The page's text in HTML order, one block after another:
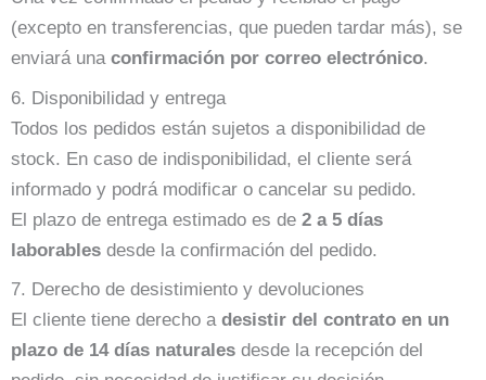
(excepto en transferencias, que pueden tardar más), se
enviará una confirmación por correo electrónico.
6. Disponibilidad y entrega
Todos los pedidos están sujetos a disponibilidad de
stock. En caso de indisponibilidad, el cliente será
informado y podrá modificar o cancelar su pedido.
El plazo de entrega estimado es de 2 a 5 días
laborables desde la confirmación del pedido.
7. Derecho de desistimiento y devoluciones
El cliente tiene derecho a desistir del contrato en un
plazo de 14 días naturales desde la recepción del